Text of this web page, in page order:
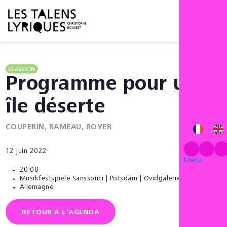
Menu
CLAVECIN
Programme pour une
île déserte
COUPERIN, RAMEAU, ROYER
12 juin 2022
20:00
Musikfestspiele Sanssouci | Potsdam | Ovidgalerie
Allemagne
RETOUR À L’AGENDA